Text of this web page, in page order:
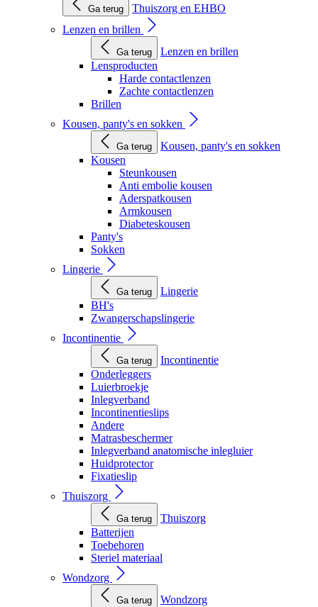
Ga terug
Thuiszorg en EHBO
Lenzen en brillen
Ga terug
Lenzen en brillen
Lensproducten
Harde contactlenzen
Zachte contactlenzen
Brillen
Kousen, panty's en sokken
Ga terug
Kousen, panty's en sokken
Kousen
Steunkousen
Anti embolie kousen
Aderspatkousen
Armkousen
Diabeteskousen
Panty's
Sokken
Lingerie
Ga terug
Lingerie
BH's
Zwangerschapslingerie
Incontinentie
Ga terug
Incontinentie
Onderleggers
Luierbroekje
Inlegverband
Incontinentieslips
Andere
Matrasbeschermer
Inlegverband anatomische inlegluier
Huidprotector
Fixatieslip
Thuiszorg
Ga terug
Thuiszorg
Batterijen
Toebehoren
Steriel materiaal
Wondzorg
Ga terug
Wondzorg